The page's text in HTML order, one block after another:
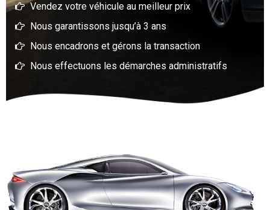
Vendez votre véhicule au meilleur prix
Nous garantissons jusqu’à 3 ans
Nous encadrons et gérons la transaction
Nous effectuons les démarches administratifs